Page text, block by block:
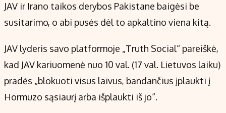
JAV ir Irano taikos derybos Pakistane baigėsi be
susitarimo, o abi pusės dėl to apkaltino viena kitą.
JAV lyderis savo platformoje „Truth Social“ pareiškė,
kad JAV kariuomenė nuo 10 val. (17 val. Lietuvos laiku)
pradės „blokuoti visus laivus, bandančius įplaukti į
Hormuzo sąsiaurį arba išplaukti iš jo“.